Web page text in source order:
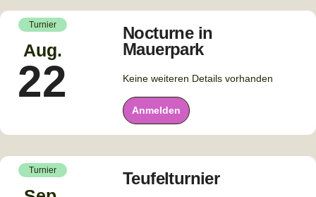
Turnier
Aug.
22
Nocturne in
Mauerpark
Keine weiteren Details vorhanden
Anmelden
Turnier Teufelturnier